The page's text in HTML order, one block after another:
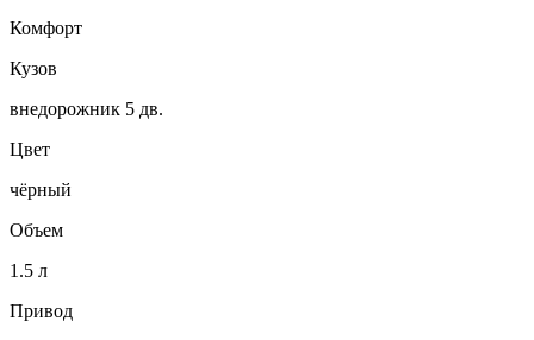
Комфорт
Кузов
внедорожник 5 дв.
Цвет
чёрный
Объем
1.5 л
Привод